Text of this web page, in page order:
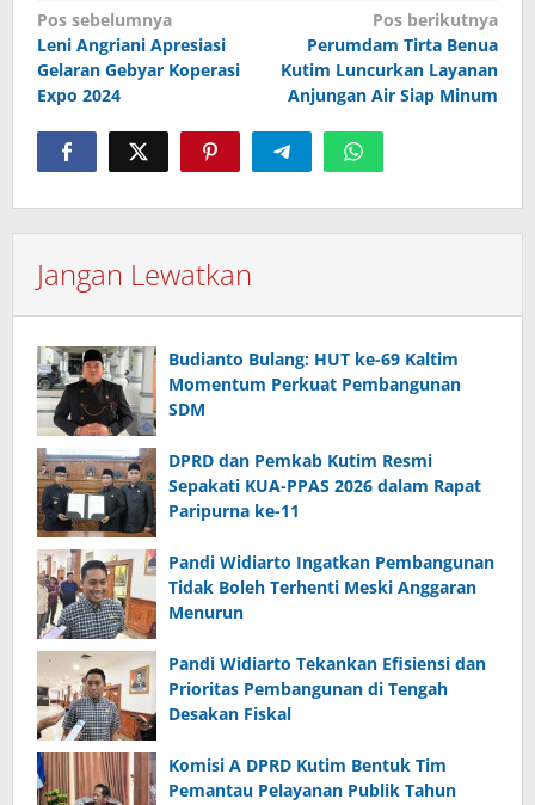
Navigasi
pos
Pos sebelumnya
Leni Angriani Apresiasi
Gelaran Gebyar Koperasi
Expo 2024
Pos berikutnya
Perumdam Tirta Benua
Kutim Luncurkan Layanan
Anjungan Air Siap Minum
Jangan Lewatkan
Budianto Bulang: HUT ke-69 Kaltim
Momentum Perkuat Pembangunan
SDM
DPRD dan Pemkab Kutim Resmi
Sepakati KUA-PPAS 2026 dalam Rapat
Paripurna ke-11
Pandi Widiarto Ingatkan Pembangunan
Tidak Boleh Terhenti Meski Anggaran
Menurun
Pandi Widiarto Tekankan Efisiensi dan
Prioritas Pembangunan di Tengah
Desakan Fiskal
Komisi A DPRD Kutim Bentuk Tim
Pemantau Pelayanan Publik Tahun